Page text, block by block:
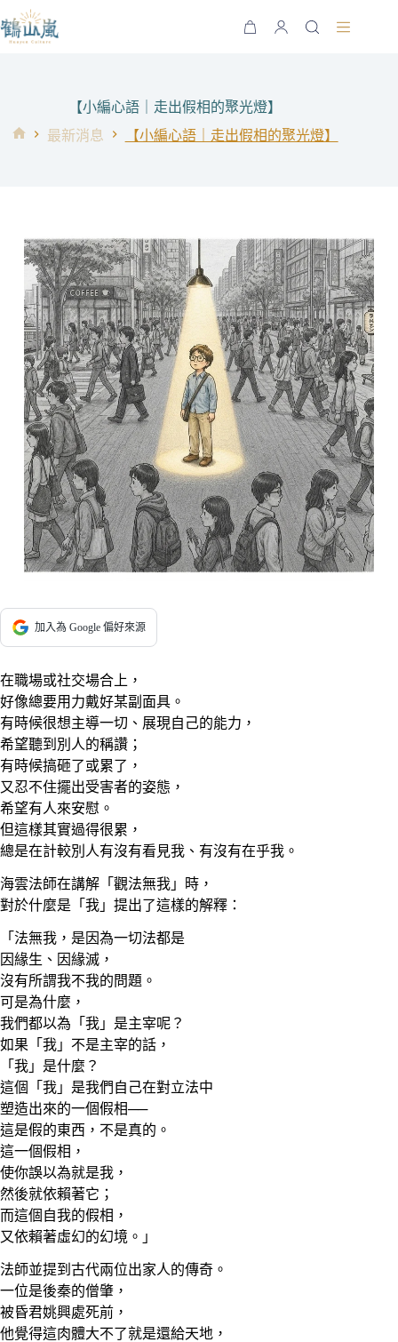
至
購
【小編心語｜走出假相的聚光燈】
最新消息 【小編心語｜走出假相的聚光燈】
加入為 Google 偏好來源
在職場或社交場合上，
好像總要用力戴好某副面具。
有時候很想主導一切、展現自己的能力，
希望聽到別人的稱讚；
有時候搞砸了或累了，
又忍不住擺出受害者的姿態，
希望有人來安慰。
但這樣其實過得很累，
總是在計較別人有沒有看見我、有沒有在乎我。
海雲法師在講解「觀法無我」時，
對於什麼是「我」提出了這樣的解釋：
「法無我，是因為一切法都是
因緣生、因緣滅，
沒有所謂我不我的問題。
可是為什麼，
我們都以為「我」是主宰呢？
如果「我」不是主宰的話，
「我」是什麼？
這個「我」是我們自己在對立法中
塑造出來的一個假相──
這是假的東西，不是真的。
這一個假相，
使你誤以為就是我，
然後就依賴著它；
而這個自我的假相，
又依賴著虛幻的幻境。」
法師並提到古代兩位出家人的傳奇。
一位是後秦的僧肇，
被昏君姚興處死前，
他覺得這肉體大不了就是還給天地，